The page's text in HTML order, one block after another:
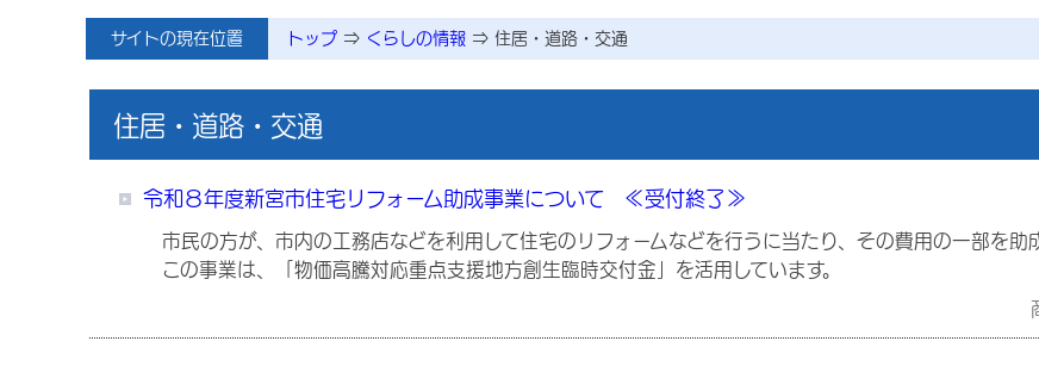
メニューページ
サイトの現在位置 トップ ⇒ くらしの情報 ⇒ 住居・道路・交通
住居・道路・交通
令和８年度新宮市住宅リフォーム助成事業について ≪受付終了≫
市民の方が、市内の工務店などを利用して住宅のリフォームなどを行うに当たり、その費用の一部を助
この事業は、「物価高騰対応重点支援地方創生臨時交付金」を活用しています。